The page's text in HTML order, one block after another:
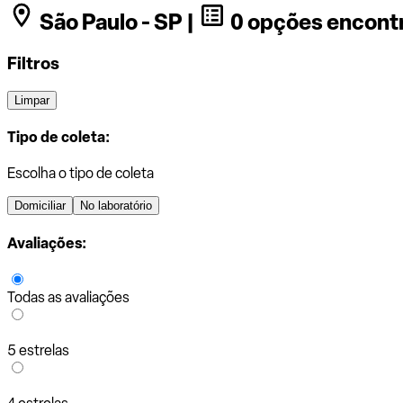
São Paulo - SP |
0 opções
Filtros
Limpar
Tipo de coleta:
Escolha o tipo de coleta
Domiciliar No laboratório
Avaliações:
Todas as avaliações
5 estrelas